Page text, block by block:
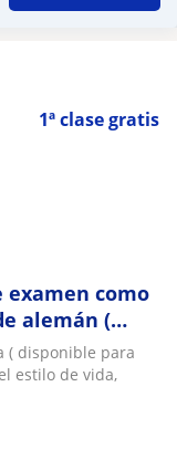
1ª clase gratis
examen como
alemán (
( disponible para
estilo de vida,